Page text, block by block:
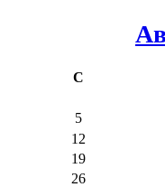
С
5
12
19
26